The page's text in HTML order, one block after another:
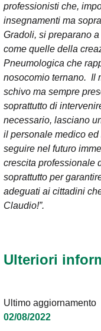
professionisti che,
insegnamenti ma
Gradoli, si preparano
come quelle della
Pneumologica che
nosocomio ternano. Il
schivo ma sempre
soprattutto di
necessario, lasciano
il personale medico
seguire nel futuro
crescita professionale
soprattutto per
adeguati ai cittadini
Claudio!”.
Ulteriori
Ultimo aggiornamento
02/08/2022